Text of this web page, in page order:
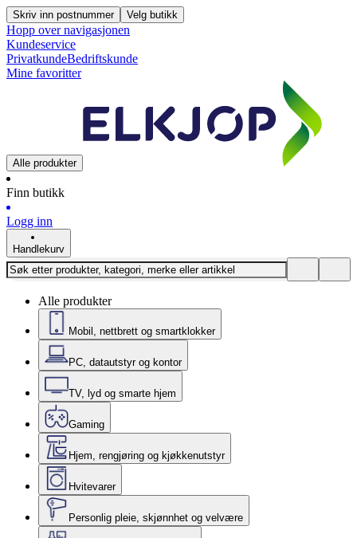
Skriv inn postnummer Velg butikk
Hopp over navigasjonen
Kundeservice
PrivatkundeBedriftskunde
Mine favoritter
Alle produkter
Finn butikk
Logg inn
Handlekurv
Alle produkter
Mobil, nettbrett og smartklokker
PC, datautstyr og kontor
TV, lyd og smarte hjem
Gaming
Hjem, rengjøring og kjøkkenutstyr
Hvitevarer
Personlig pleie, skjønnhet og velvære